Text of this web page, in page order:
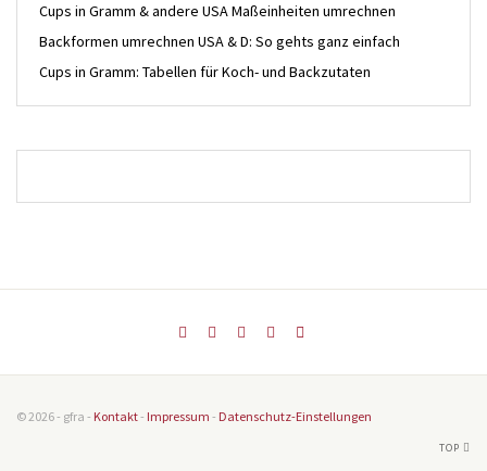
Cups in Gramm & andere USA Maßeinheiten umrechnen
Backformen umrechnen USA & D: So gehts ganz einfach
Cups in Gramm: Tabellen für Koch- und Backzutaten
© 2026 - gfra - Kontakt- Impressum - Datenschutz-Einstellungen
TOP